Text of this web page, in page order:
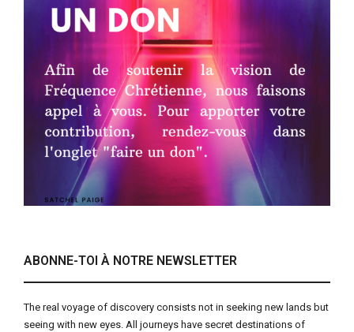
ABONNE-TOI À NOTRE NEWSLETTER
The real voyage of discovery consists not in seeking new lands but
seeing with new eyes. All journeys have secret destinations of